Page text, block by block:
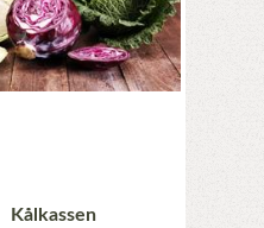
Kålkassen